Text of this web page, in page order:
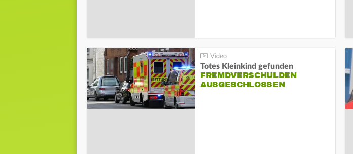
Totes Kleinkind gefunden
FREMDVERSCHULDEN
AUSGESCHLOSSEN